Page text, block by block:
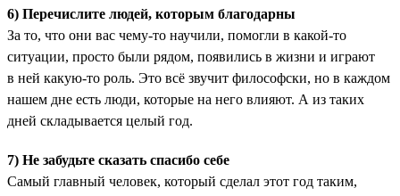
6) Перечислите людей, которым благодарны
За то, что они вас чему-то научили, помогли в какой-то
ситуации, просто были рядом, появились в жизни и играют
в ней какую-то роль. Это всё звучит философски, но в каждом
нашем дне есть люди, которые на него влияют. А из таких
дней складывается целый год.
7) Не забудьте сказать спасибо себе
Самый главный человек, который сделал этот год таким,